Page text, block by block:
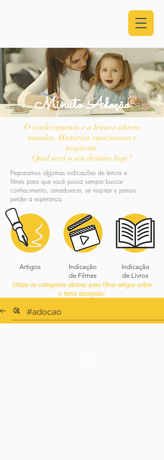
Minuto Adoção
O conhecimento e a leitura abrem
mundos. Histórias emocionam e
inspiram.
Qual será o seu destino hoje?
Preparamos algumas indicações de leitura e
filmes para que você possa sempre buscar
conhecimento, amadurecer, se inspirar e jamais
perder a esperança.
Artigos
Indicação
de Filmes
Indicação
de Livros
Utilize as categorias abaixo para filtrar artigos sobre
o tema desejado: